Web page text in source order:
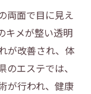
両面で目に見え
キメが整い透明
が改善され、体
エステでは、
が行われ、健康